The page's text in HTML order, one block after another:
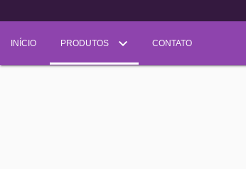
INÍCIO PRODUTOS CONTATO